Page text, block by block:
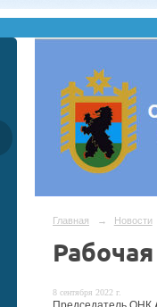
Главная → Новости
8 сентября 2022 г.